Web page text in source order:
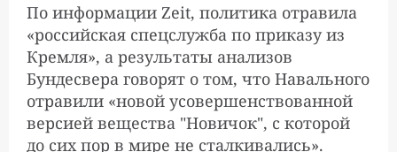
10:34:00
Лукашенко: заявление
канцлера ФРГ об
отравлении Навального —
фальсификация
По информации Zeit, политика отравила
«российская спецслужба по приказу из
Кремля», а результаты анализов
Бундесвера говорят о том, что Навального
отравили «новой усовершенствованной
версией вещества "Новичок", с которой
до сих пор в мире не сталкивались».